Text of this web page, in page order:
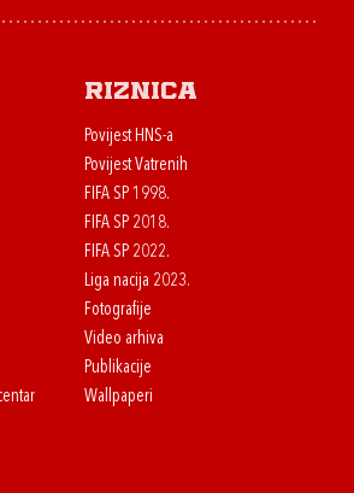
Riznica
Povijest HNS-a
Povijest Vatrenih
FIFA SP 1998.
FIFA SP 2018.
FIFA SP 2022.
Liga nacija 2023.
Fotografije
Video arhiva
Publikacije
Wallpaperi